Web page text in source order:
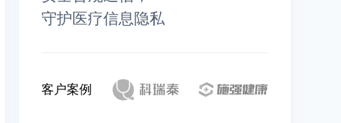
守护医疗信息隐私
客户案例